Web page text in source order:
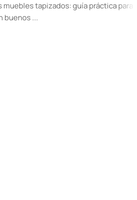
tapizados: guía práctica para
buenos ...